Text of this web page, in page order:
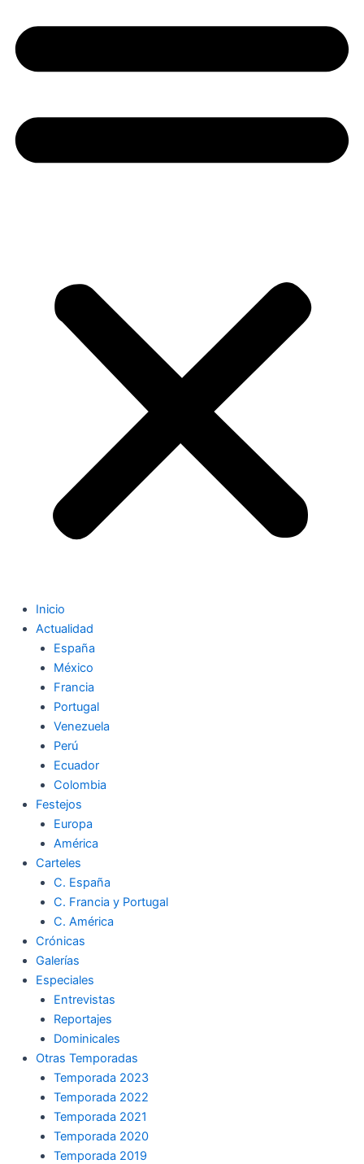
Inicio
Actualidad
España
México
Francia
Portugal
Venezuela
Perú
Ecuador
Colombia
Festejos
Europa
América
Carteles
C. España
C. Francia y Portugal
C. América
Crónicas
Galerías
Especiales
Entrevistas
Reportajes
Dominicales
Otras Temporadas
Temporada 2023
Temporada 2022
Temporada 2021
Temporada 2020
Temporada 2019